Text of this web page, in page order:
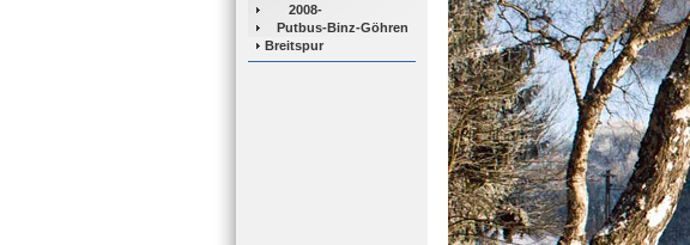
2008-
Putbus-Binz-Göhren
Breitspur